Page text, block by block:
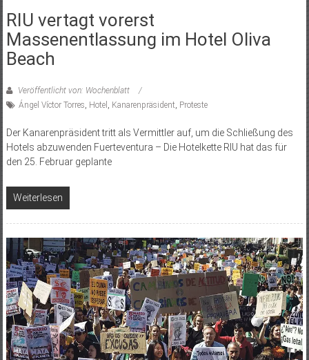
RIU vertagt vorerst
Massenentlassung im Hotel Oliva
Beach
Veröffentlicht von: Wochenblatt
Ángel Víctor Torres Hotel Kanarenpräsident Proteste
Der Kanarenpräsident tritt als Vermittler auf, um die Schließung des
Hotels abzuwenden Fuerteventura – Die Hotelkette RIU hat das für
den 25. Februar geplante
Weiterlesen